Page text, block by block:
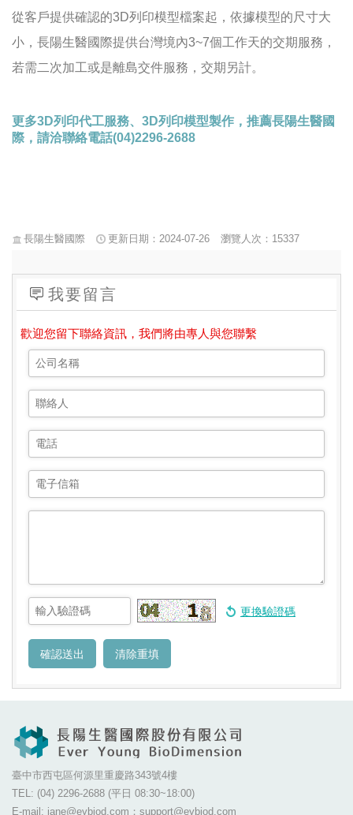
從客戶提供確認的3D列印模型檔案起，依據模型的尺寸大
小，長陽生醫國際提供台灣境內3~7個工作天的交期服務，
若需二次加工或是離島交件服務，交期另計。
更多3D列印代工服務、 3D列印模型製作，推薦長陽生醫國
際，請洽聯絡電話(04)2296-2688
長陽生醫國際 更新日期：2024-07-26 瀏覽人次：15337
我要留言
歡迎您留下聯絡資訊，我們將由專人與您聯繫
臺中市西屯區何源里重慶路343號4樓
TEL: (04) 2296-2688 (平日 08:30~18:00)
E-mail: jane@eybiod.com；support@eybiod.com